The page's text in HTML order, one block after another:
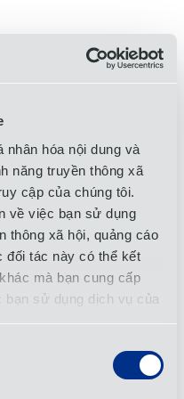
hóa nội dung và
năng truyền thông xã
cập của chúng tôi.
về việc bạn sử dụng
thông xã hội, quảng cáo
đối tác này có thể kết
mà bạn cung cấp
bạn sử dụng dịch vụ của
bảo chất lượng
đảm bảo độ bền trong toàn
liên quan về quy định,
thải.
kế bao bì tùy
của chúng tôi tạo racác cấu
kế sáng tạo phù hợp với
bạn. Chúng tôi có thể xử lý
khi hoàn thiện sản phẩm.